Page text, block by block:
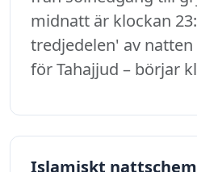
midnatt är klockan
tredjedelen' av
för Tahajjud – börjar
Islamiskt